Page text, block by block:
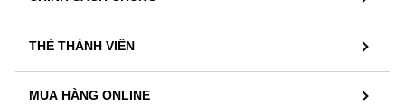
THẺ THÀNH VIÊN
MUA HÀNG ONLINE